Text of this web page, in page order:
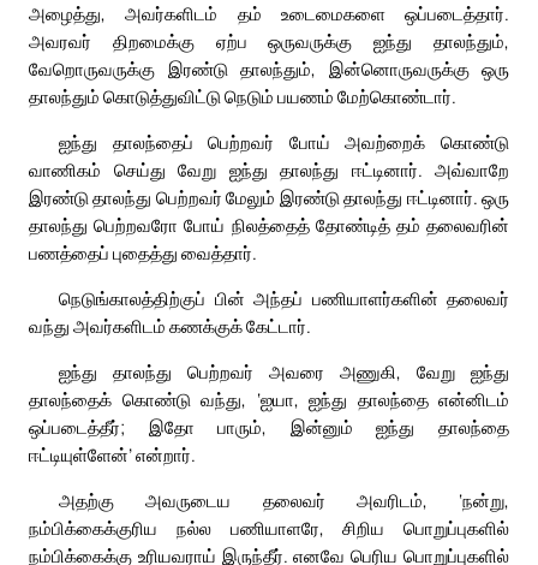
அழைத்து, அவர்களிடம் தம் உடைமைகளை ஒப்படைத்தார்.
அவரவர் திறமைக்கு ஏற்ப ஒருவருக்கு ஐந்து தாலந்தும்,
வேறொருவருக்கு இரண்டு தாலந்தும், இன்னொருவருக்கு ஒரு
தாலந்தும் கொடுத்துவிட்டு நெடும் பயணம் மேற்கொண்டார்.
ஐந்து தாலந்தைப் பெற்றவர் போய் அவற்றைக் கொண்டு
வாணிகம் செய்து வேறு ஐந்து தாலந்து ஈட்டினார். அவ்வாறே
இரண்டு தாலந்து பெற்றவர் மேலும் இரண்டு தாலந்து ஈட்டினார். ஒரு
தாலந்து பெற்றவரோ போய் நிலத்தைத் தோண்டித் தம் தலைவரின்
பணத்தைப் புதைத்து வைத்தார்.
நெடுங்காலத்திற்குப் பின் அந்தப் பணியாளர்களின் தலைவர்
வந்து அவர்களிடம் கணக்குக் கேட்டார்.
ஐந்து தாலந்து பெற்றவர் அவரை அணுகி, வேறு ஐந்து
தாலந்தைக் கொண்டு வந்து, ‘ஐயா, ஐந்து தாலந்தை என்னிடம்
ஒப்படைத்தீர்; இதோ பாரும், இன்னும் ஐந்து தாலந்தை
ஈட்டியுள்ளேன்’ என்றார்.
அதற்கு அவருடைய தலைவர் அவரிடம், ‘நன்று,
நம்பிக்கைக்குரிய நல்ல பணியாளரே, சிறிய பொறுப்புகளில்
நம்பிக்கைக்கு உரியவராய் இருந்தீர். எனவே பெரிய பொறுப்புகளில்